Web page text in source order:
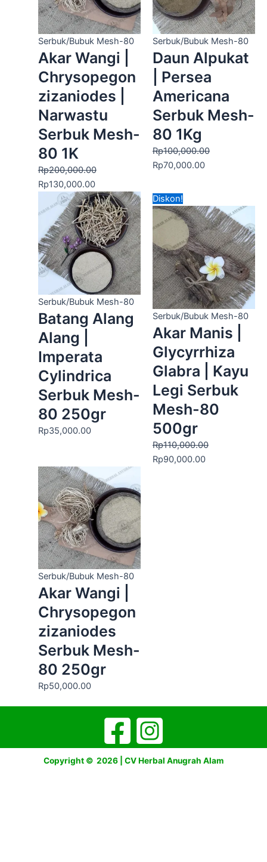
Serbuk/Bubuk Mesh-80
Akar Wangi |
Chrysopegon
zizaniodes |
Narwastu
Serbuk Mesh-
80 1K
Rp200,000.00
Rp130,000.00
Serbuk/Bubuk Mesh-80
Daun Alpukat
| Persea
Americana
Serbuk Mesh-
80 1Kg
Rp100,000.00
Rp70,000.00
Serbuk/Bubuk Mesh-80
Batang Alang
Alang |
Imperata
Cylindrica
Serbuk Mesh-
80 250gr
Rp35,000.00
Diskon!
Serbuk/Bubuk Mesh-80
Akar Manis |
Glycyrrhiza
Glabra | Kayu
Legi Serbuk
Mesh-80
500gr
Rp110,000.00
Harga
aslinya
adalah:
Rp110,000.00.
Rp90,000.00
saat
ini
adalah:
Rp90,000.00.
Serbuk/Bubuk Mesh-80
Akar Wangi |
Chrysopegon
zizaniodes
Serbuk Mesh-
80 250gr
Rp50,000.00
Copyright © 2026 | CV Herbal Anugrah Alam